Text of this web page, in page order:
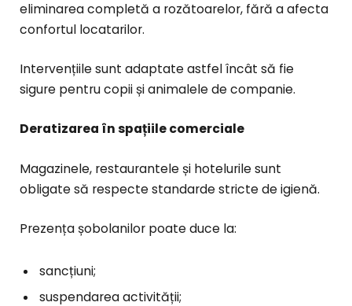
eliminarea completă a rozătoarelor, fără a afecta
confortul locatarilor.
Intervențiile sunt adaptate astfel încât să fie
sigure pentru copii și animalele de companie.
Deratizarea în spațiile comerciale
Magazinele, restaurantele și hotelurile sunt
obligate să respecte standarde stricte de igienă.
Prezența șobolanilor poate duce la:
sancțiuni;
suspendarea activității;